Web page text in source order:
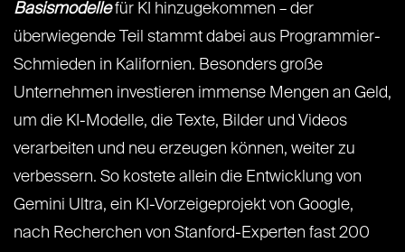
Basismodellefür KI hinzugekommen – der
überwiegende Teil stammt dabei aus Programmier-
Schmieden in Kalifornien. Besonders große
Unternehmen investieren immense Mengen an Geld,
um die KI-Modelle, die Texte, Bilder und Videos
verarbeiten und neu erzeugen können, weiter zu
verbessern. So kostete allein die Entwicklung von
Gemini Ultra, ein KI-Vorzeigeprojekt von Google,
nach Recherchen von Stanford-Experten fast 200